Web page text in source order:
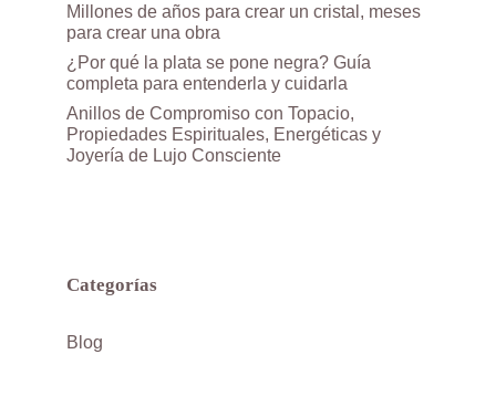
Millones de años para crear un cristal, meses
para crear una obra
¿Por qué la plata se pone negra? Guía
completa para entenderla y cuidarla
Anillos de Compromiso con Topacio,
Propiedades Espirituales, Energéticas y
Joyería de Lujo Consciente
Categorías
Blog